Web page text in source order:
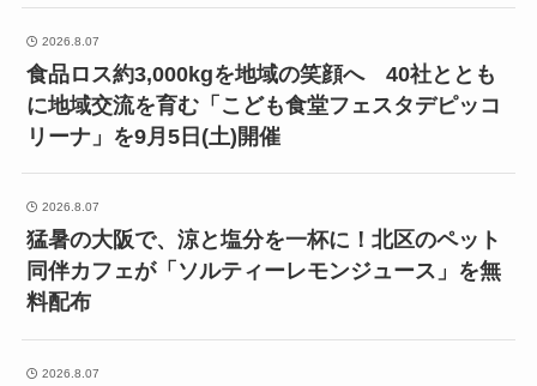
2026.8.07
食品ロス約3,000kgを地域の笑顔へ 40社ととも
に地域交流を育む「こども食堂フェスタデピッコ
リーナ」を9月5日(土)開催
2026.8.07
猛暑の大阪で、涼と塩分を一杯に！北区のペット
同伴カフェが「ソルティーレモンジュース」を無
料配布
2026.8.07